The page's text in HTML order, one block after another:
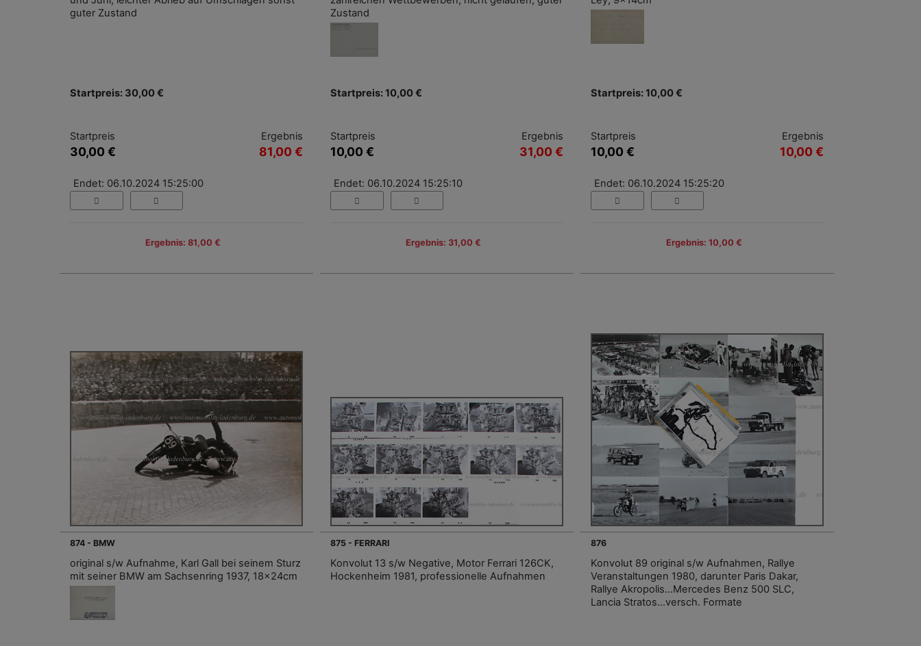
guter Zustand
Startpreis: 30,00 €
Startpreis
30,00 €
Ergebnis
81,00 €
Endet: 06.10.2024 15:25:00
Ergebnis: 81,00 €
Zustand
Startpreis: 10,00 €
Startpreis
10,00 €
Ergebnis
31,00 €
Endet: 06.10.2024 15:25:10
Ergebnis: 31,00 €
Startpreis: 10,00 €
Startpreis
10,00 €
Ergebnis
10,00 €
Endet: 06.10.2024 15:25:20
Ergebnis: 10,00 €
874 - BMW
original s/w Aufnahme, Karl Gall bei seinem Sturz
mit seiner BMW am Sachsenring 1937, 18x24cm
875 - FERRARI
Konvolut 13 s/w Negative, Motor Ferrari 126CK,
Hockenheim 1981, professionelle Aufnahmen
876
Konvolut 89 original s/w Aufnahmen, Rallye
Veranstaltungen 1980, darunter Paris Dakar,
Rallye Akropolis...Mercedes Benz 500 SLC,
Lancia Stratos...versch. Formate